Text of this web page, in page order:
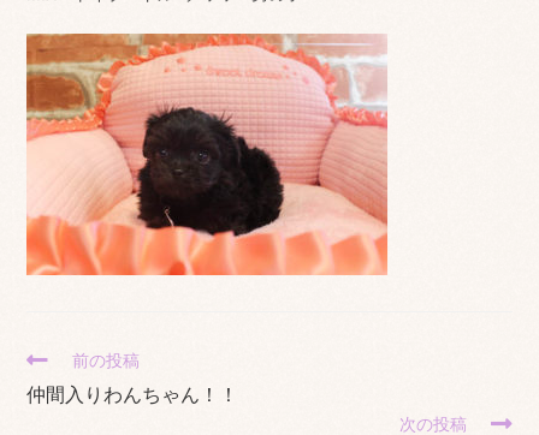
そ
他
前の投稿
仲間入りわんちゃん！！
次の投稿